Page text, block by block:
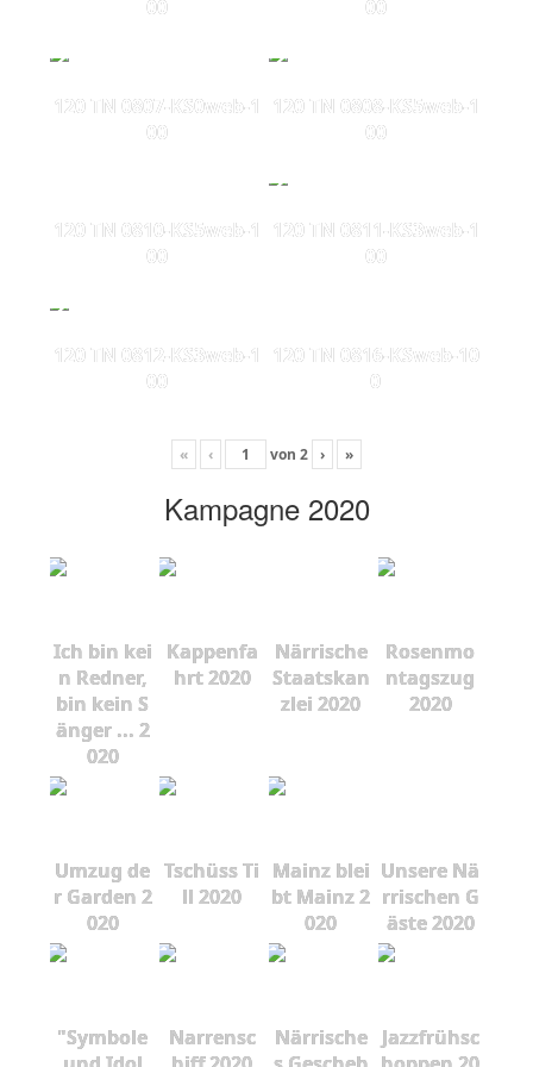
00 00
120 TN 0807-KS0web-1
00
120 TN 0808-KS5web-1
00
120 TN 0810-KS5web-1
00
120 TN 0811-KS3web-1
00
120 TN 0812-KS3web-1
00
120 TN 0816-KSweb-10
0
« ‹ von 2 › »
Kampagne 2020
Ich bin kei
n Redner,
bin kein S
änger ... 2
020
Kappenfa
hrt 2020
Närrische
Staatskan
zlei 2020
Rosenmo
ntagszug
2020
Umzug de
r Garden 2
020
Tschüss Ti
ll 2020
Mainz blei
bt Mainz 2
020
Unsere Nä
rrischen G
äste 2020
"Symbole
Narrensc
Närrische Jazzfrühsc